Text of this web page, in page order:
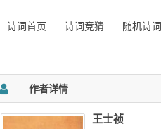
诗词首页 诗词竞猜 随机诗词
作者详情
王士祯